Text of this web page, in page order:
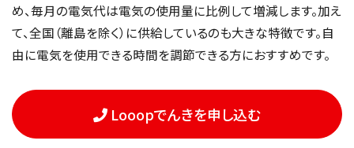
め、毎月の電気代は電気の使用量に比例して増減します。加え
て、全国（離島を除く）に供給しているのも大きな特徴です。自
由に電気を使用できる時間を調節できる方におすすめです。
Looopでんきを申し込む